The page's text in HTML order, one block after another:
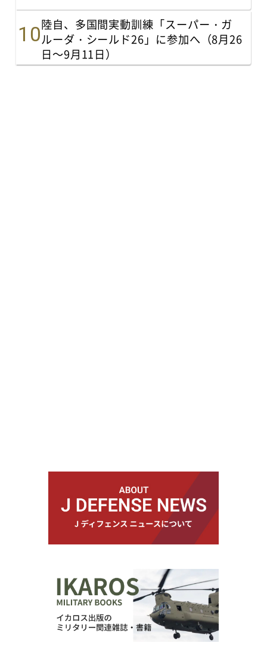
陸自、多国間実動訓練「スーパー・ガ
ルーダ・シールド26」に参加へ（8月26
日～9月11日）